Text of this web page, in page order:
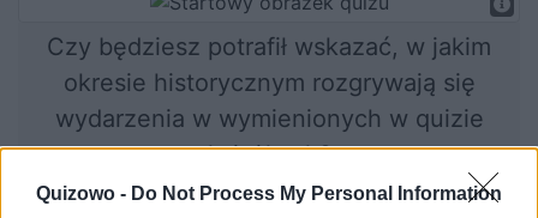
Quizowo - Do Not Process My Personal Information
Czy będziesz potrafił wskazać, w jakim
okresie historycznym rozgrywają się
wydarzenia w wymienionych w quizie
książkach?